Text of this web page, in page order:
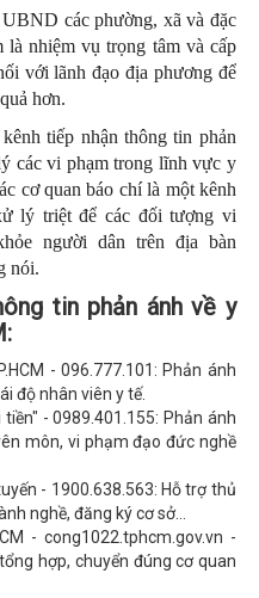
các phường, xã và đặc
nhiệm vụ trọng tâm và cấp
với lãnh đạo địa phương để
hơn.
tiếp nhận thông tin phản
các vi phạm trong lĩnh vực y
cơ quan báo chí là một kênh
lý triệt để các đối tượng vi
người dân trên địa bàn
nói.
tin phản ánh về y
:
- 096.777.101: Phản ánh
độ nhân viên y tế.
- 0989.401.155: Phản ánh
môn, vi phạm đạo đức nghề
- 1900.638.563: Hỗ trợ thủ
nghề, đăng ký cơ sở…
- cong1022.tphcm.gov.vn -
hợp, chuyển đúng cơ quan